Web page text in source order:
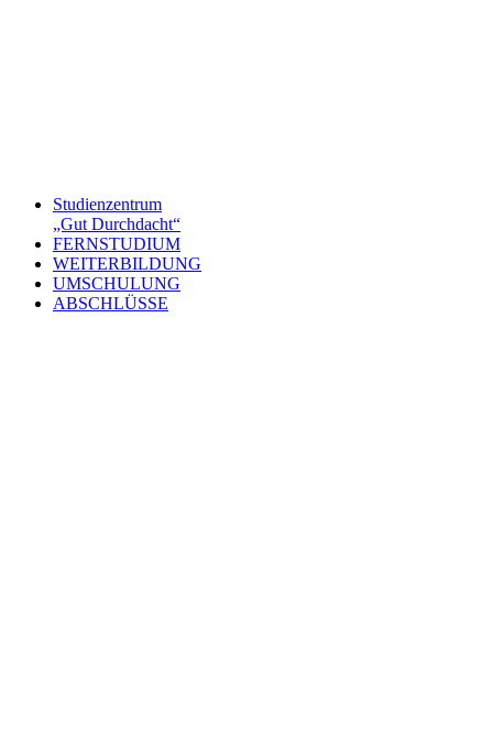
Studienzentrum
„Gut Durchdacht“
FERNSTUDIUM
WEITERBILDUNG
UMSCHULUNG
ABSCHLÜSSE